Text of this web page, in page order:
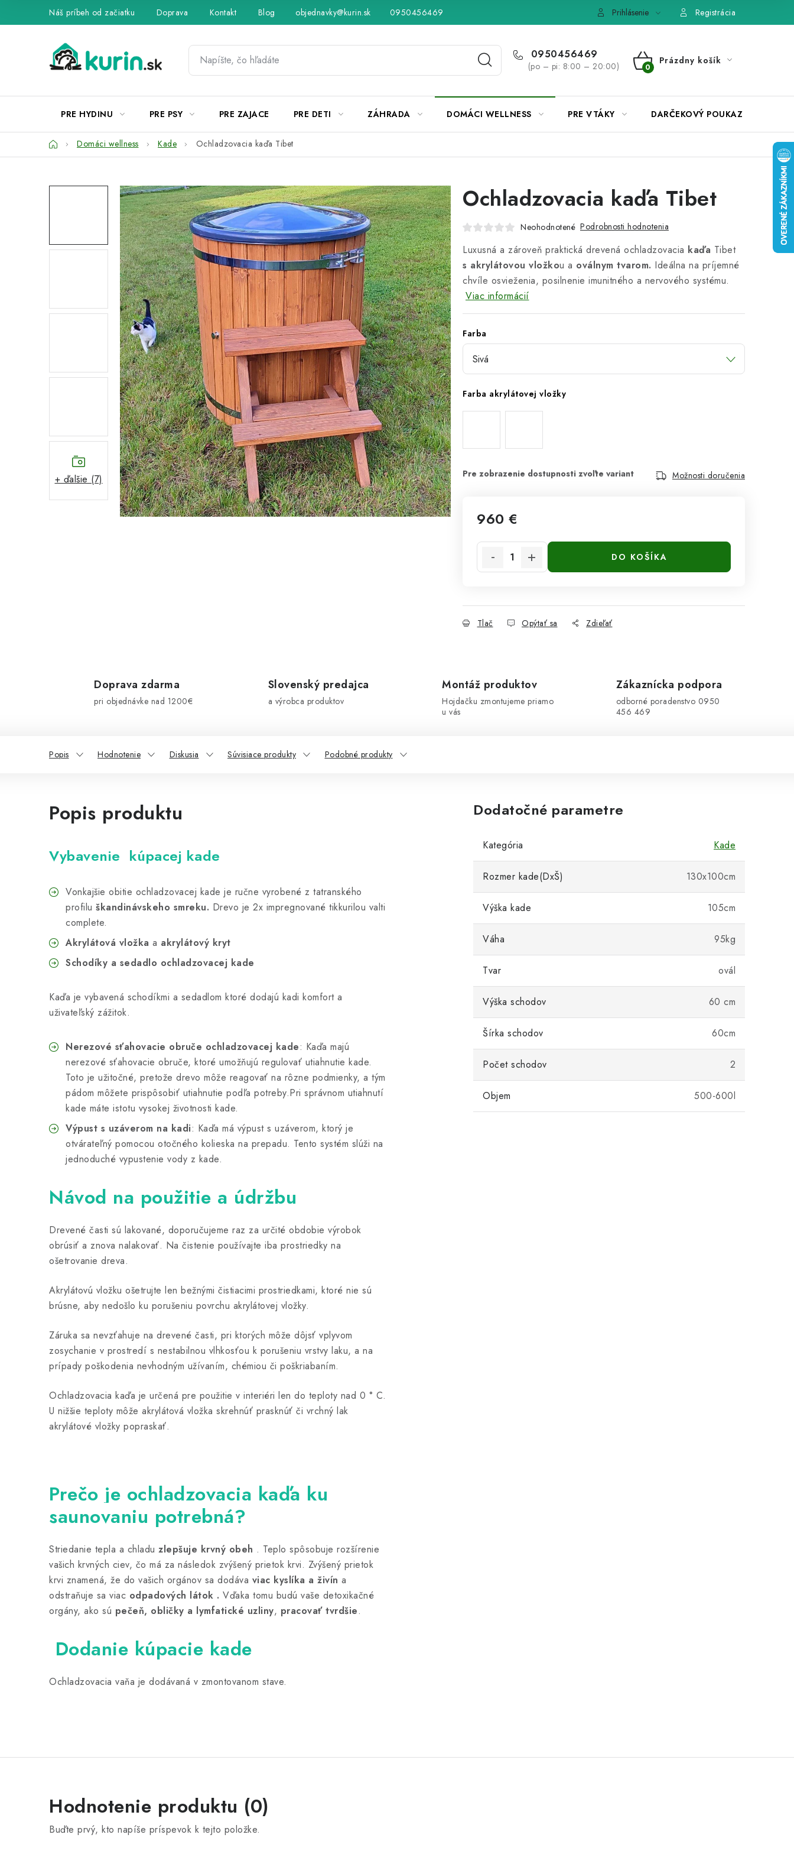
Náš príbeh od začiatku Doprava Kontakt Blog Hodnotenie obchodu Obchodné podmienky Pravidlá súťaží na Facebooku
objednavky@kurin.sk 0950456469 Prihlásenie Registrácia
0950456469
(po – pi: 8:00 – 20:00)
NÁKUPNÝ
Prázdny košík
PRE HYDINU PRE PSY PRE ZAJACE PRE DETI ZÁHRADA DOMÁCI WELLNESS PRE VTÁKY DARČEKOVÝ POUKAZ
DomovDomáci wellness Kade Ochladzovacia kaďa Tibet
+ ďalšie (7)
Ochladzovacia kaďa Tibet
Neohodnotené Podrobnosti hodnotenia
Luxusná a zároveň praktická drevená ochladzovacia kaďa Tibet
s akrylátovou vložkou a oválnym tvarom. Ideálna na príjemné
chvíle osvieženia, posilnenie imunitného a nervového systému.
Viac informácií
Farba
Farba akrylátovej vložky
Možnosti doručenia
960 €
DO KOŠÍKA
Tlač Opýtať sa Zdieľať
Doprava zdarma
pri objednávke nad 1200€
Slovenský predajca
a výrobca produktov
Montáž produktov
Hojdačku zmontujeme priamo
u vás
Zákaznícka podpora
odborné poradenstvo 0950
456 469
Popis Hodnotenie Diskusia Súvisiace produkty Podobné produkty
Popis produktu
Vybavenie kúpacej kade
Vonkajšie obitie ochladzovacej kade je ručne vyrobené z tatranského
profilu škandinávskeho smreku. Drevo je 2x impregnované tikkurilou valti
complete.
Akrylátová vložka a akrylátový kryt
Schodíky a sedadlo ochladzovacej kade
Kaďa je vybavená schodíkmi a sedadlom ktoré dodajú kadi komfort a
uživateľský zážitok.
Nerezové sťahovacie obruče ochladzovacej kade: Kaďa majú
nerezové sťahovacie obruče, ktoré umožňujú regulovať utiahnutie kade.
Toto je užitočné, pretože drevo môže reagovať na rôzne podmienky, a tým
pádom môžete prispôsobiť utiahnutie podľa potreby.Pri správnom utiahnutí
kade máte istotu vysokej životnosti kade.
Výpust s uzáverom na kadi: Kaďa má výpust s uzáverom, ktorý je
otvárateľný pomocou otočného kolieska na prepadu. Tento systém slúži na
jednoduché vypustenie vody z kade.
Návod na použitie a údržbu
Drevené časti sú lakované, doporučujeme raz za určité obdobie výrobok
obrúsiť a znova nalakovať. Na čistenie používajte iba prostriedky na
ošetrovanie dreva.
Akrylátovú vložku ošetrujte len bežnými čistiacimi prostriedkami, ktoré nie sú
brúsne, aby nedošlo ku porušeniu povrchu akrylátovej vložky.
Záruka sa nevzťahuje na drevené časti, pri ktorých môže dôjsť vplyvom
zosychanie v prostredí s nestabilnou vlhkosťou k porušeniu vrstvy laku, a na
prípady poškodenia nevhodným užívaním, chémiou či poškriabaním.
Ochladzovacia kaďa je určená pre použitie v interiéri len do teploty nad 0 ° C.
U nižšie teploty môže akrylátová vložka skrehnúť prasknúť či vrchný lak
akrylátové vložky popraskať.
Prečo je ochladzovacia kaďa ku
saunovaniu potrebná?
Striedanie tepla a chladu zlepšuje krvný obeh . Teplo spôsobuje rozšírenie
vašich krvných ciev, čo má za následok zvýšený prietok krvi. Zvýšený prietok
krvi znamená, že do vašich orgánov sa dodáva viac kyslíka a živín a
odstraňuje sa viac odpadových látok . Vďaka tomu budú vaše detoxikačné
orgány, ako sú pečeň, obličky a lymfatické uzliny, pracovať tvrdšie.
Dodanie kúpacie kade
Ochladzovacia vaňa je dodávaná v zmontovanom stave.
Dodatočné parametre
Kategória Kade
Rozmer kade(DxŠ) 130x100cm
Výška kade 105cm
Váha 95kg
Tvar ovál
Výška schodov 60 cm
Šírka schodov 60cm
Počet schodov 2
Objem 500-600l
Hodnotenie produktu (0)
Buďte prvý, kto napíše príspevok k tejto položke.